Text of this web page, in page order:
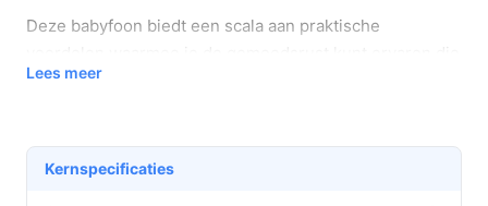
Deze babyfoon biedt een scala aan praktische
elke ouder wenst:
beelden op het 4.3 inch kleurenscherm. Dit zorgt
ervoor dat je elk moment van je kindje in detail
Lees meer
Kernspecificaties